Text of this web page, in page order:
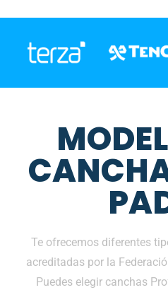
Te ofrecemos diferentes
acreditadas por la
Puedes elegir canchas